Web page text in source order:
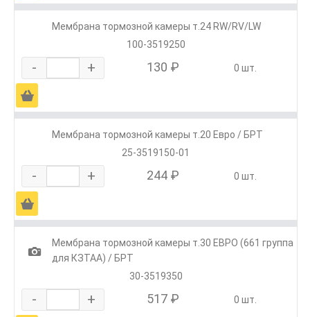
Мембрана тормозной камеры т.24 RW/RV/LW
100-3519250
- + 130 ₽ 0 шт.
Ä
Мембрана тормозной камеры т.20 Евро / БРТ
25-3519150-01
- + 244 ₽ 0 шт.
Ä
1
Мембрана тормозной камеры т.30 ЕВРО (661 группа
для КЗТАА) / БРТ
30-3519350
- + 517 ₽ 0 шт.